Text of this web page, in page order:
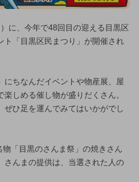
に、今年で48回目の迎える目黒区
ト「目黒区民まつり」が開催され
にちなんだイベントや物産展、屋
しめる催し物が盛りだくさん。
ぜひ足を運んでみてはいかがでし
「目黒のさんま祭」の焼きさん
さんまの提供は、当選された人の